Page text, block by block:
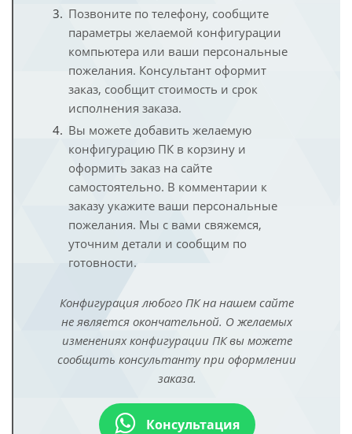
Позвоните по телефону, сообщите
параметры желаемой конфигурации
компьютера или ваши персональные
пожелания. Консультант оформит
заказ, сообщит стоимость и срок
исполнения заказа.
Вы можете добавить желаемую
конфигурацию ПК в корзину и
оформить заказ на сайте
самостоятельно. В комментарии к
заказу укажите ваши персональные
пожелания. Мы с вами свяжемся,
уточним детали и сообщим по
готовности.
Конфигурация любого ПК на нашем сайте
не является окончательной. О желаемых
изменениях конфигурации ПК вы можете
сообщить консультанту при оформлении
заказа.
Консультация